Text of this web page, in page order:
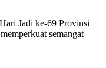
Jadi ke-69 Provinsi
semangat